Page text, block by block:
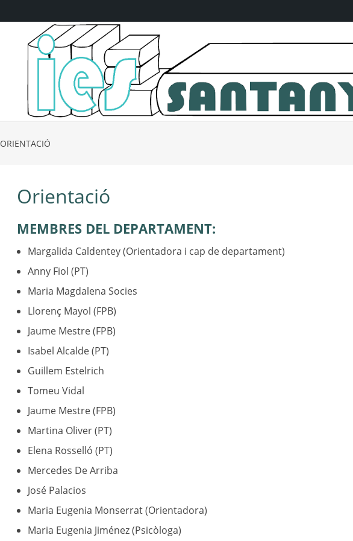
ORIENTACIÓ
Orientació
MEMBRES DEL DEPARTAMENT:
Margalida Caldentey (Orientadora i cap de departament)
Anny Fiol (PT)
Maria Magdalena Socies
Llorenç Mayol (FPB)
Jaume Mestre (FPB)
Isabel Alcalde (PT)
Guillem Estelrich
Tomeu Vidal
Jaume Mestre (FPB)
Martina Oliver (PT)
Elena Rosselló (PT)
Mercedes De Arriba
José Palacios
Maria Eugenia Monserrat (Orientadora)
Maria Eugenia Jiménez (Psicòloga)